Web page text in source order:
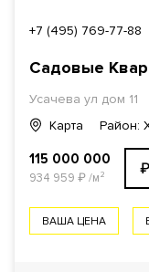
+7 (495) 769-77-88
Садовые
Усачева ул дом 11
Карта
Район:
115 000 000
934 959 ₽/м² ₽
ВАША ЦЕНА